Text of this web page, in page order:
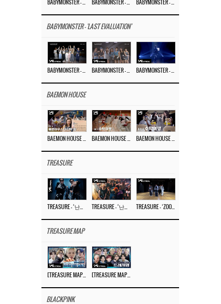
BABYMONSTER - 'LAST EVALUATION'
BAEMON HOUSE
TREASURE
TREASURE MAP
BLACKPINK